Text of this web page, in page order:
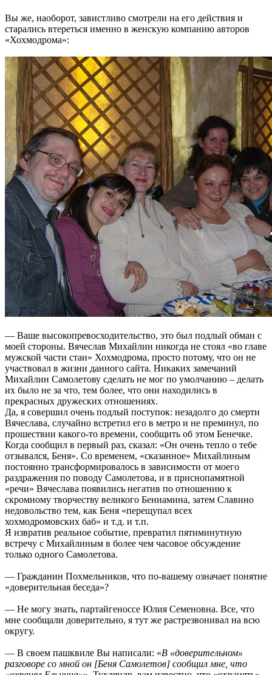
Вы же, наоборот, завистливо смотрели на его действия и
старались втереться именно в женскую компанию авторов
«Хохмодрома»:
— Ваше высокопревосходительство, это был подлый обман с
моей стороны. Вячеслав Михайлин никогда не стоял «во главе
мужской части стаи» Хохмодрома, просто потому, что он не
участвовал в жизни данного сайта. Никаких замечаний
Михайлин Самолетову сделать не мог по умолчанию – делать
их было не за что, тем более, что они находились в
прекрасных дружеских отношениях.
Да, я совершил очень подлый поступок: незадолго до смерти
Вячеслава, случайно встретил его в метро и не преминул, по
прошествии какого-то времени, сообщить об этом Бенечке.
Когда сообщил в первый раз, сказал: «Он очень тепло о тебе
отзывался, Беня». Со временем, «сказанное» Михайлиным
постоянно трансформировалось в зависимости от моего
раздражения по поводу Самолетова, и в приснопамятной
«речи» Вячеслава появились негатив по отношению к
скромному творчеству великого Бениамина, затем Славино
недовольство тем, как Беня «перещупал всех
хохмодромовских баб» и т.д. и т.п.
Я извратив реальное событие, превратил пятиминутную
встречу с Михайлиным в более чем часовое обсуждение
только одного Самолетова.
— Гражданин Похмельников, что по-вашему означает понятие
«доверительная беседа»?
— Не могу знать, партайгеноссе Юлия Семеновна. Все, что
мне сообщали доверительно, я тут же растрезвонивал на всю
округу.
— В своем пашквиле Вы написали: «В «доверительном»
разговоре со мной он [Беня Самолетов] сообщил мне, что